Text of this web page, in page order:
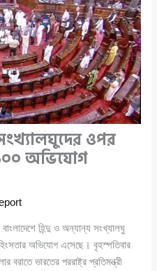
ওপর
অভিযোগ
হিন্দু ও অন্যান্য সংখ্যালঘু
অভিযোগ এসেছে। বৃহস্পতিবার
ভারতের পররাষ্ট্র প্রতিমন্ত্রী